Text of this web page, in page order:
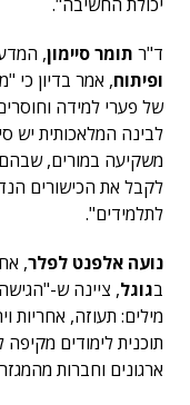
ד"ר תומר סיימון,
ופיתוח
של פערי למידה
לבינה המלאכותית יש
משקיעה במורים, שבהם
לקבל את הכישורים
לתלמידים".
נועה אלפנט לפלר,
בגוגל, ציינה ש-
מילים: תעוזה, אחריות
תוכנית לימודים
ארגונים וחברות